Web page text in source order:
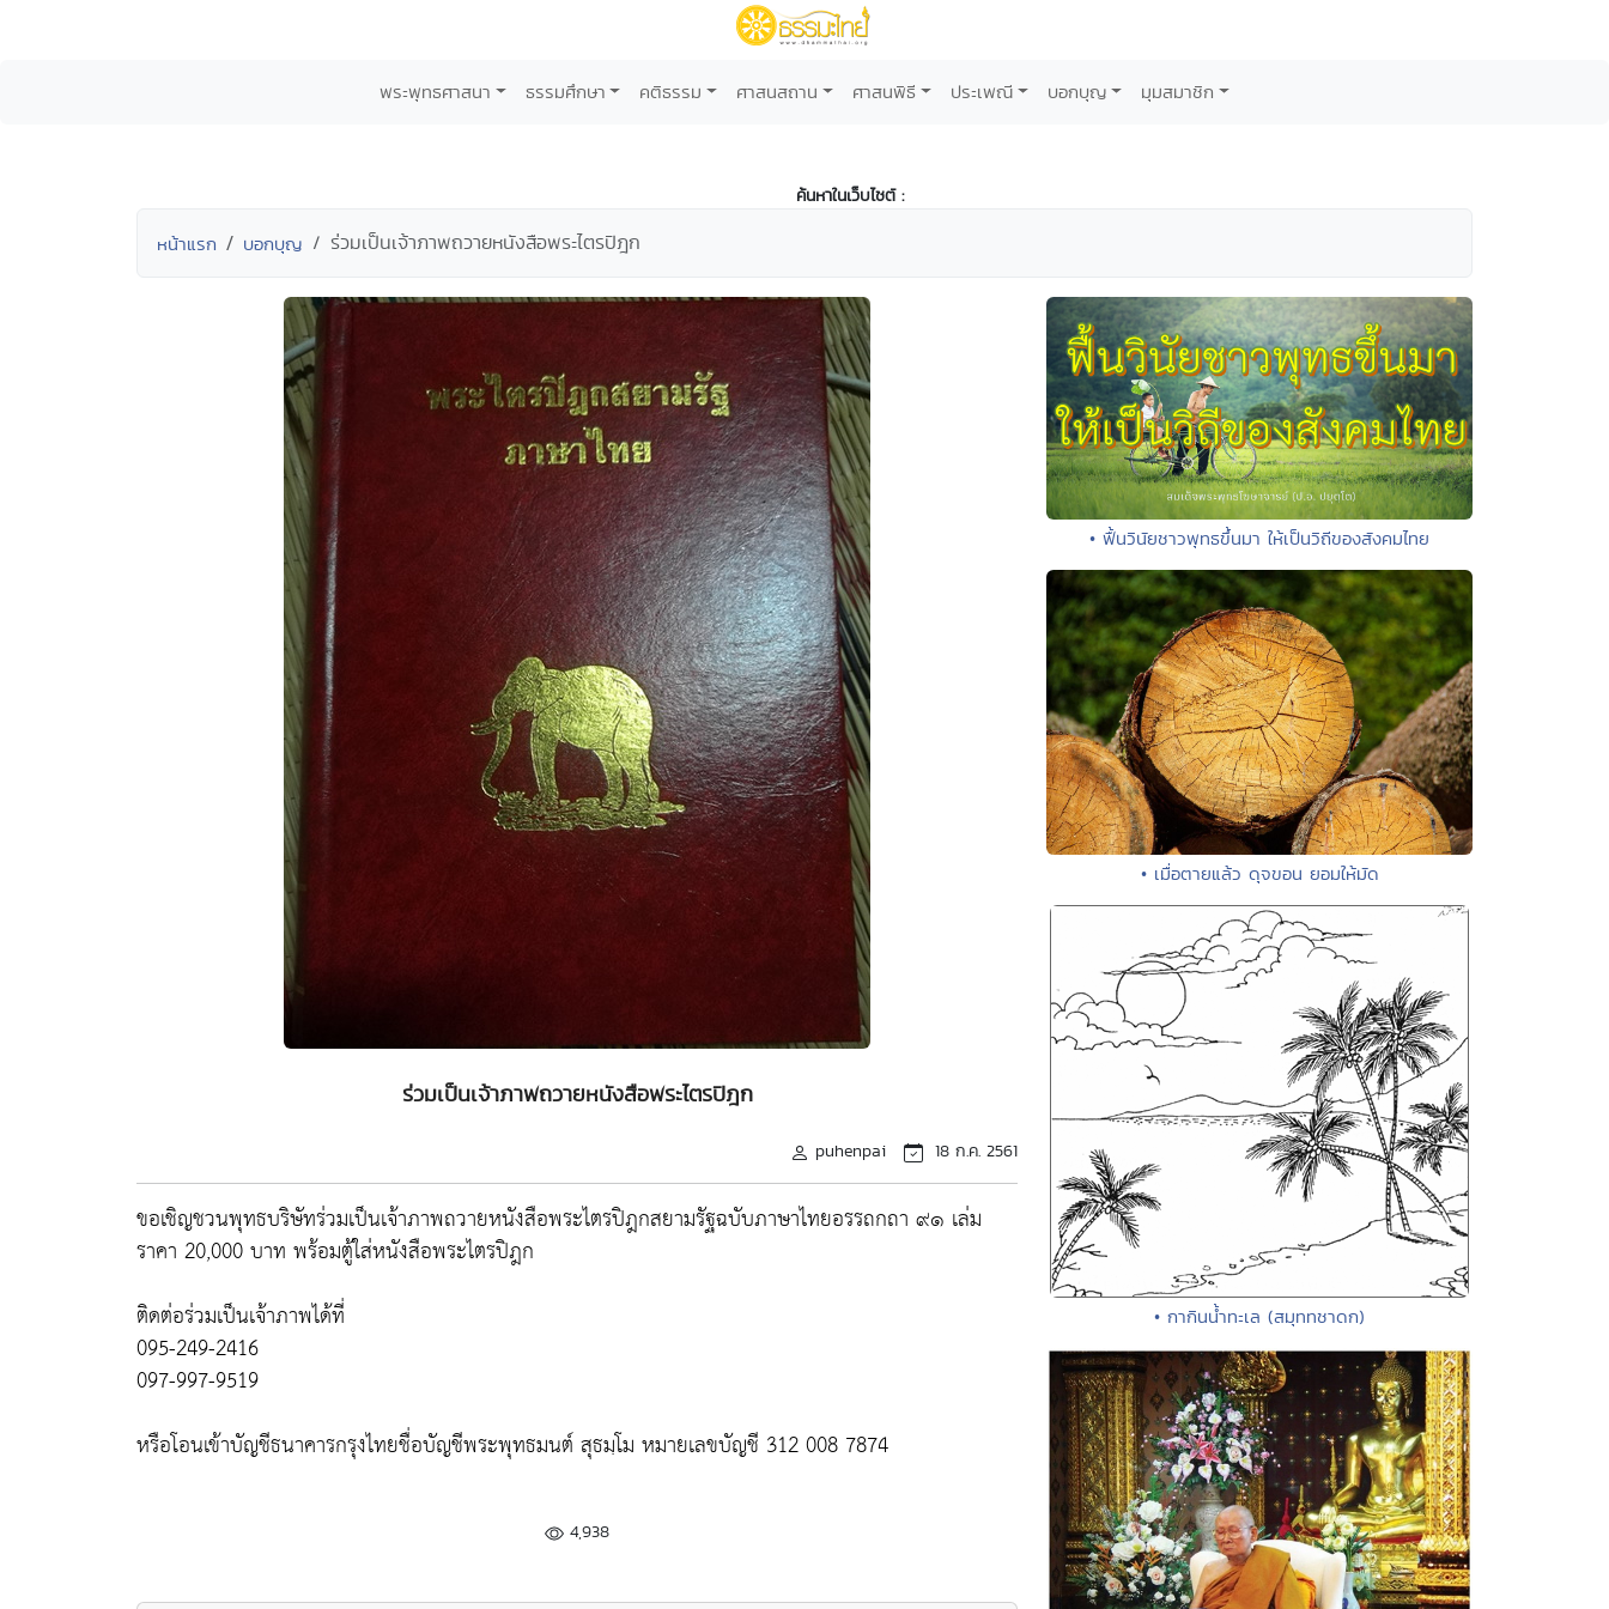
พระพุทธศาสนา ธรรมศึกษา คติธรรม ศาสนสถาน ศาสนพิธี ประเพณี บอกบุญ มุมสมาชิก
ค้นหาในเว็บไซต์ :
หน้าแรก บอกบุญ ร่วมเป็นเจ้าภาพถวายหนังสือพระไตรปิฎก
ร่วมเป็นเจ้าภาพถวายหนังสือพระไตรปิฎก
puhenpai 18 ก.ค. 2561
ขอเชิญชวนพุทธบริษัทร่วมเป็นเจ้าภาพถวายหนังสือพระไตรปิฎกสยามรัฐฉบับภาษาไทยอรรถกถา ๙๑ เล่ม
ราคา 20,000 บาท พร้อมตู้ใส่หนังสือพระไตรปิฎก
ติดต่อร่วมเป็นเจ้าภาพได้ที่
095-249-2416
097-997-9519
หรือโอนเข้าบัญชีธนาคารกรุงไทยชื่อบัญชีพระพุทธมนต์ สุธมฺโม หมายเลขบัญชี 312 008 7874
4,938
• ฟื้นวินัยชาวพุทธขึ้นมา ให้เป็นวิถีของสังคมไทย
• เมื่อตายแล้ว ดุจขอน ยอมให้มัด
• กากินน้ำทะเล (สมุททชาดก)